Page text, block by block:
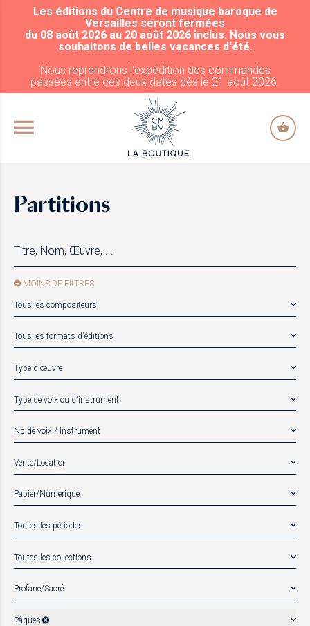
ALLER AU CONTENU PRINCIPAL
Les éditions du Centre de musique baroque de
Versailles seront fermées
du 08 août 2026 au 20 août 2026 inclus. Nous vous
souhaitons de belles vacances d'été.
Nous reprendrons l'expédition des commandes
passées entre ces deux dates dès le 21 août 2026.
Partitions
MOINS DE FILTRES
Tous les compositeurs
Tous les formats d'éditions
Type d'œuvre
Type de voix ou d'instrument
Nb de voix / Instrument
Vente/Location
Papier/Numérique
Toutes les périodes
Toutes les collections
Profane/Sacré
Pâques